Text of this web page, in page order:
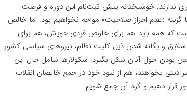
ندارند. خوشبختانه پیش ثبت‌نام این دوره و فرصت
«عدم احراز صلاحیت» مواجه نخواهیم بود. اما خالص
است که همه باید هم برای خلوص فردی خویش، هم برای
سلایق و یگانه شدن ذیل کلیت نظام، نیرو‌های سیاسی کشور
بودن حول آنان شکل بگیرد. سکولار‌ها شامل حال این
دینی بخواهند، هم از نبود خود در جمع خالصان انقلاب
قرار دهیم و گرد آن جمع شویم.